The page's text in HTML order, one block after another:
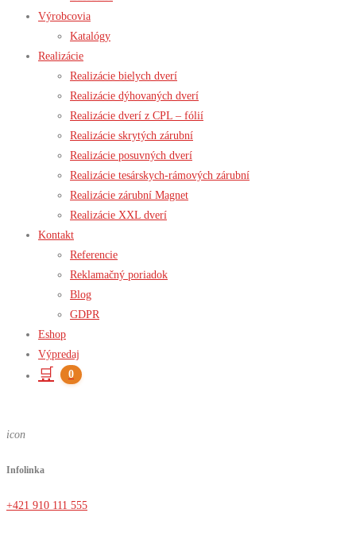
Výrobcovia
Katalógy
Realizácie
Realizácie bielych dverí
Realizácie dýhovaných dverí
Realizácie dverí z CPL – fólií
Realizácie skrytých zárubní
Realizácie posuvných dverí
Realizácie tesárskych-rámových zárubní
Realizácie zárubní Magnet
Realizácie XXL dverí
Kontakt
Referencie
Reklamačný poriadok
Blog
GDPR
Eshop
Výpredaj
🛒 0
icon
Infolinka
+421 910 111 555